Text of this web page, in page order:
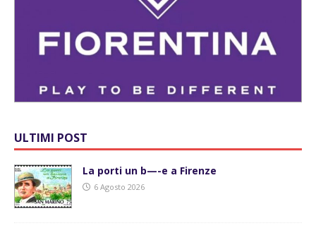
ULTIMI POST
La porti un b—-e a Firenze
6 Agosto 2026